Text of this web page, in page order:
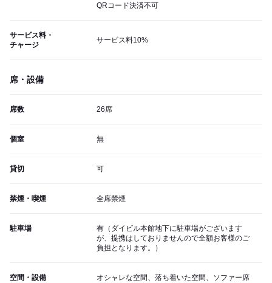
QRコード決済不可
サービス料・
チャージ
サービス料10%
席・設備
席数 26席
個室 無
貸切 可
禁煙・喫煙 全席禁煙
駐車場
有（ダイビル本館地下に駐車場がございます
が、提携はしておりませんので全額お客様のご
負担となります。）
空間・設備
オシャレな空間、落ち着いた空間、ソファー席